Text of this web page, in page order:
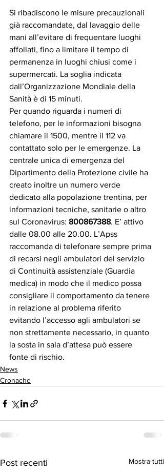
Si ribadiscono le misure precauzionali
già raccomandate, dal lavaggio delle
mani all’evitare di frequentare luoghi
affollati, fino a limitare il tempo di
permanenza in luoghi chiusi come i
supermercati. La soglia indicata
dall’Organizzazione Mondiale della
Sanità è di 15 minuti.
Per quando riguarda i numeri di
telefono, per le informazioni bisogna
chiamare il 1500, mentre il 112 va
contattato solo per le emergenze. La
centrale unica di emergenza del
Dipartimento della Protezione civile ha
creato inoltre un numero verde
dedicato alla popolazione trentina, per
informazioni tecniche, sanitarie o altro
sul Coronavirus: 800867388. E’ attivo
dalle 08.00 alle 20.00. L’Apss
raccomanda di telefonare sempre prima
di recarsi negli ambulatori del servizio
di Continuità assistenziale (Guardia
medica) in modo che il medico possa
consigliare il comportamento da tenere
in relazione al problema riferito
evitando l’accesso agli ambulatori se
non strettamente necessario, in quanto
la sosta in sala d’attesa può essere
fonte di rischio.
News
Cronache
Post recenti Mostra tutti